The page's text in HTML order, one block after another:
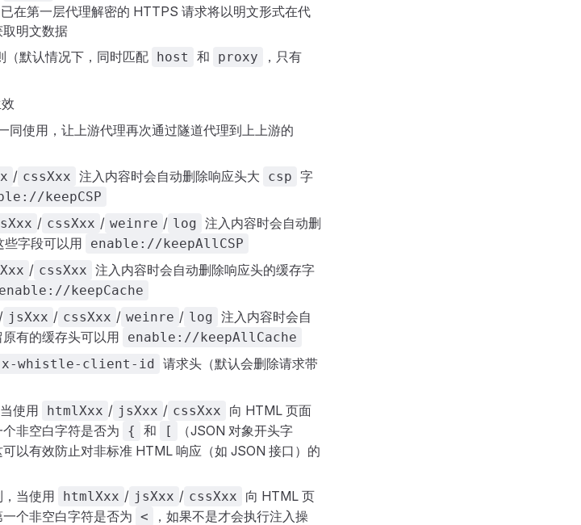
在第一层代理解密的 HTTPS 请求将以明文形式在代
明文数据
（默认情况下，同时匹配 host 和 proxy ，只有
同使用，让上游代理再次通过隧道代理到上上游的
/ cssXxx 注入内容时会自动删除响应头大 csp 字
keepCSP
/ cssXxx / weinre / log 注入内容时会自动删
些字段可以用
enable://keepAllCSP
/ cssXxx 注入内容时会自动删除响应头的缓存字
enable://keepCache
/ jsXxx / cssXxx / weinre / log 注入内容时会自
有的缓存头可以用
enable://keepAllCache
x-whistle-client-id 请求头（默认会删除请求带
使用 htmlXxx / jsXxx / cssXxx
向 HTML 页面
非空白字符是否为
{ 和 [
（JSON 对象开头字
以有效防止对非标准 HTML 响应（如 JSON 接口）的
，当使用 htmlXxx / jsXxx / cssXxx
向 HTML 页
个非空白字符是否为 <
，如果不是才会执行注入操